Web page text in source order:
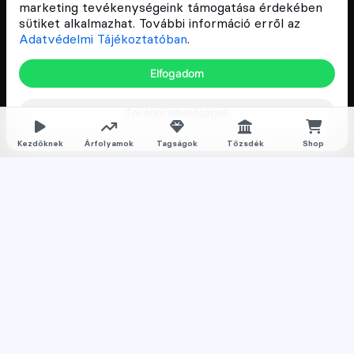
Kezdőknek Árfolyamok Tagságok Tőzsdék Shop
marketing tevékenységeink támogatása érdekében
sütiket alkalmazhat. További információ erről az
Adatvédelmi Tájékoztatóban.
Elfogadom
Oldalak
Árfolyamok
Rólunk